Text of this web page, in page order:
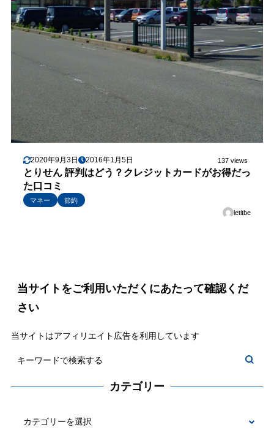
2020年9月3日 2016年1月5日 137 views
とりせん 評判はどう？クレジットカードがお得だっ
た口コミ
マネー
節約
letitbe
当サイトをご利用いただくにあたって確認くだ
さい
当サイトはアフィリエイト広告を利用しています
カテゴリー